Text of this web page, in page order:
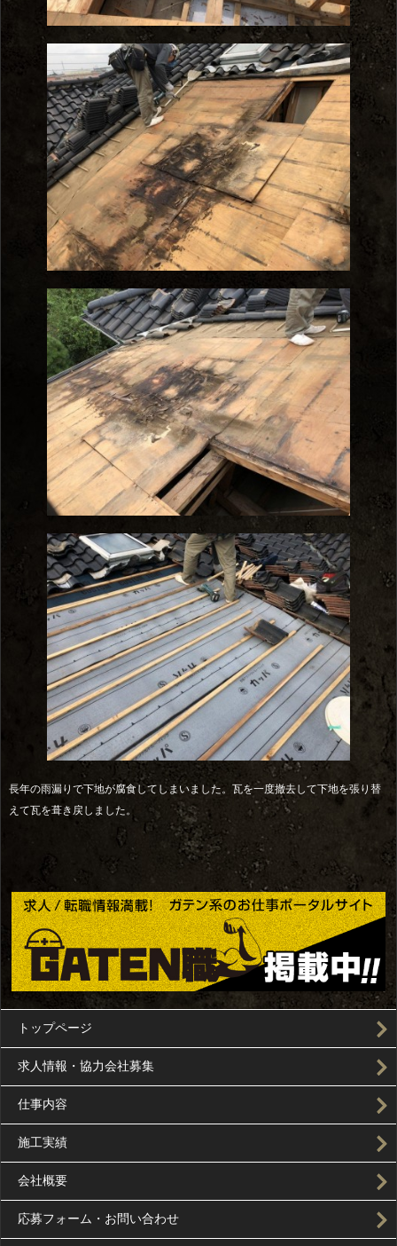
長年の雨漏りで下地が腐食してしまいました。瓦を一度撤去して下地を張り替
えて瓦を葺き戻しました。
トップページ
求人情報・協力会社募集
仕事内容
施工実績
会社概要
応募フォーム・お問い合わせ